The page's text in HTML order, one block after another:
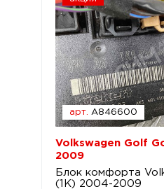
арт. A846600
Volkswagen Golf
2009
Блок комфорта
(1K) 2004-2009